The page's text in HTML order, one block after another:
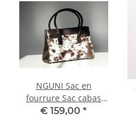
NGUNI Sac en
fourrure Sac cabas
Sac fourre-tout
€ 159,00 *